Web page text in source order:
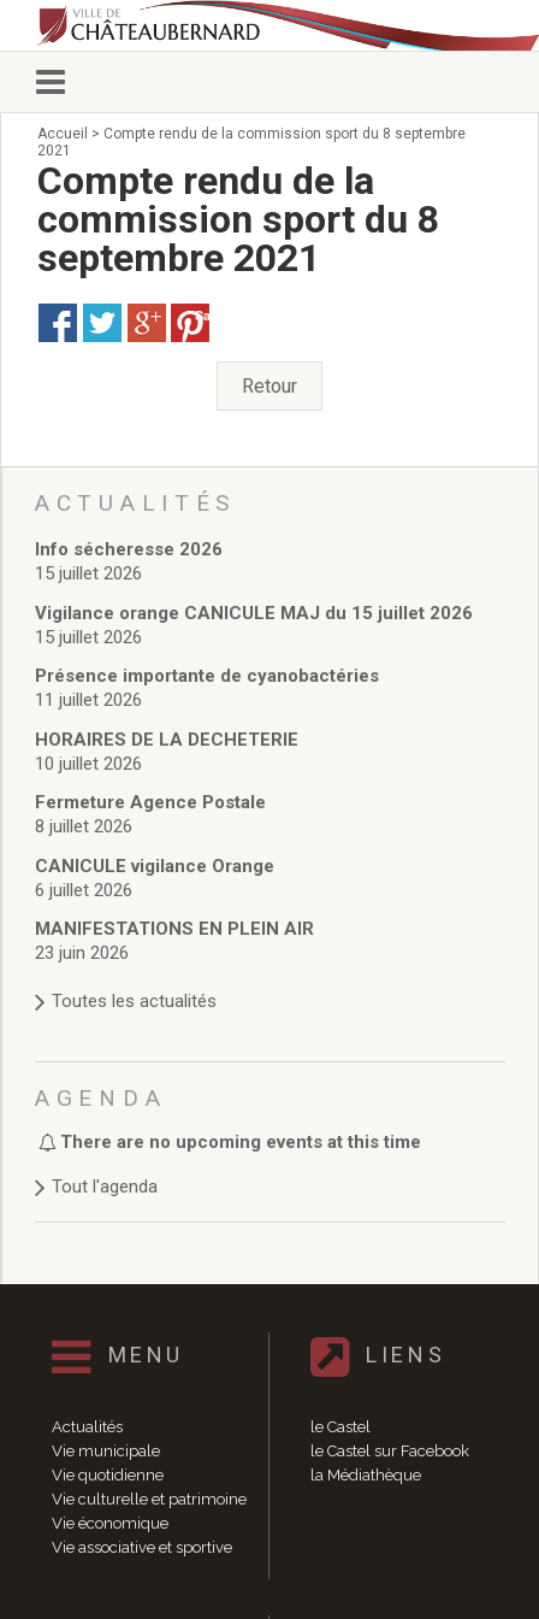
Vie municipale
Conseillers municipaux
Commissions 2026
Prendre rendez-vous
Services municipaux
Organigramme
Pour venir nous voir
État civil/élections/formalités
Affaires Scolaires
Vie associative
Police Municipale/règlementation
Services en ligne
Inscriptions sur les listes électorales
Plan Local d’Urbanisme intercommunal
Actes d’état civil
Budgets
Budget de Fonctionnement
Budget d’Investissement
Conseils municipaux
Règlement du conseil municipal
Déliberations 2026
Délibérations 2024
Délibérations 2022
Délibérations 2021
Délibérations 2019
Délibérations 2018
Délibérations 2012
Délibérations 2009
Délibérations 2008
Agenda réunions publiques
Marchés publics
Toutes les actualités
Accueil > Compte rendu de la commission sport du 8 septembre
2021
Compte rendu de la
commission sport du 8
septembre 2021
Save
Retour
ACTUALITÉS
Info sécheresse 2026
15 juillet 2026
Vigilance orange CANICULE MAJ du 15 juillet 2026
15 juillet 2026
Présence importante de cyanobactéries
11 juillet 2026
HORAIRES DE LA DECHETERIE
10 juillet 2026
Fermeture Agence Postale
8 juillet 2026
CANICULE vigilance Orange
6 juillet 2026
MANIFESTATIONS EN PLEIN AIR
23 juin 2026
Toutes les actualités
AGENDA
There are no upcoming events at this time
Tout l'agenda
MENU
Actualités
Vie municipale
Vie quotidienne
Vie culturelle et patrimoine
Vie économique
Vie associative et sportive
LIENS
le Castel
le Castel sur Facebook
la Médiathèque